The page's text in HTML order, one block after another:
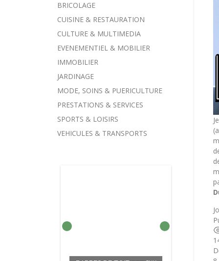
BRICOLAGE
CUISINE & RESTAURATION
CULTURE & MULTIMEDIA
EVENEMENTIEL & MOBILIER
IMMOBILIER
JARDINAGE
MODE, SOINS & PUERICULTURE
PRESTATIONS & SERVICES
SPORTS & LOISIRS
VEHICULES & TRANSPORTS
SUR BARRES
COMPRESSEUR DE
CHARGEUR
ADAPTABLE SUR
VOITURE MONOSPACE